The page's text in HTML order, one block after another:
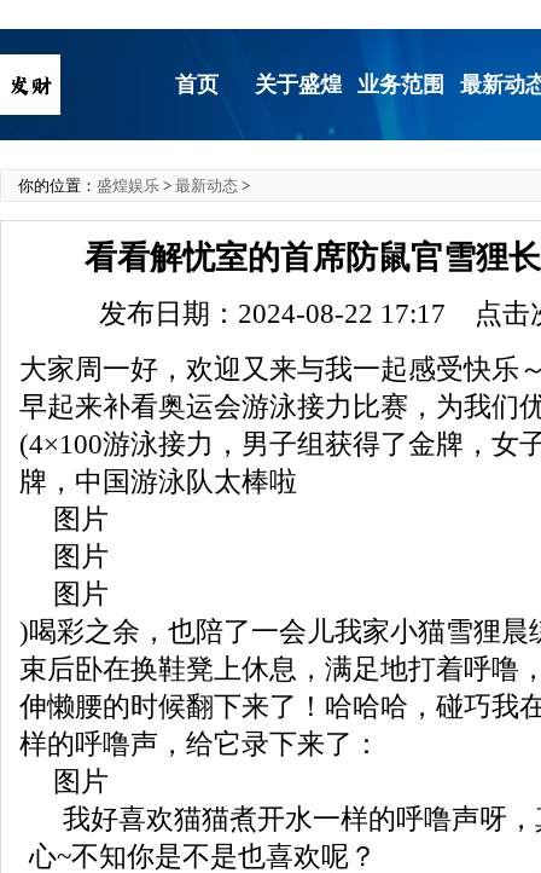
首页 关于盛煌 业务范围 最新动
你的位置： 盛煌娱乐 > 最新动态 >
看看解忧室的首席防鼠官雪狸
发布日期：2024-08-22 17:17 点击
大家周一好，欢迎又来与我一起感受快乐
早起来补看奥运会游泳接力比赛，为我们
(4×100游泳接力，男子组获得了金牌，女
牌，中国游泳队太棒啦
图片
图片
图片
)喝彩之余，也陪了一会儿我家小猫雪狸晨
束后卧在换鞋凳上休息，满足地打着呼噜
伸懒腰的时候翻下来了！哈哈哈，碰巧我
样的呼噜声，给它录下来了：
图片
我好喜欢猫猫煮开水一样的呼噜声呀
心~不知你是不是也喜欢呢？